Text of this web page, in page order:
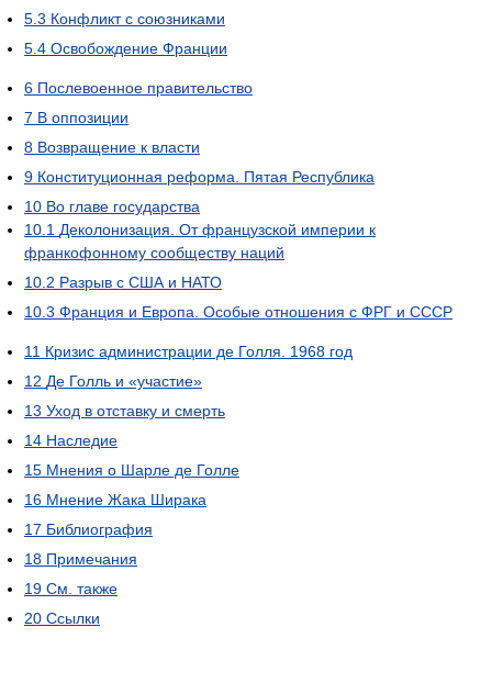
5.3 Конфликт с союзниками
5.4 Освобождение Франции
6 Послевоенное правительство
7 В оппозиции
8 Возвращение к власти
9 Конституционная реформа. Пятая Республика
10 Во главе государства
10.1 Деколонизация. От французской империи к
франкофонному сообществу наций
10.2 Разрыв с США и НАТО
10.3 Франция и Европа. Особые отношения с ФРГ и СССР
11 Кризис администрации де Голля. 1968 год
12 Де Голль и «участие»
13 Уход в отставку и смерть
14 Наследие
15 Мнения о Шарле де Голле
16 Мнение Жака Ширака
17 Библиография
18 Примечания
19 См. также
20 Ссылки